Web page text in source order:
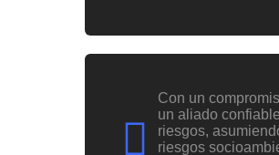
Con un
un aliado
riesgos,
riesgos